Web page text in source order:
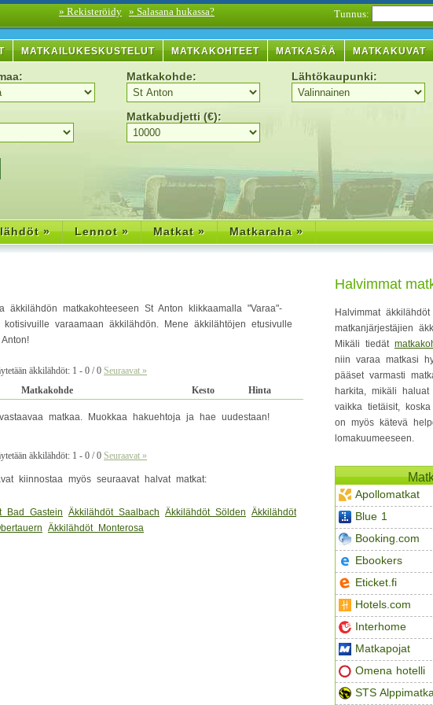
Tunnus:
» Rekisteröidy » Salasana hukassa?
MATKAILUKESKUSTELUT MATKAKOHTEET MATKASÄÄ MATKAKUVAT
Matkakohde: Lähtökaupunki:
Matkabudjetti (€):
» Lennot » Matkat » Matkaraha »
matkakohteeseen St Anton klikkaamalla "Varaa"-
varaamaan äkkilähdön. Mene äkkilähtöjen etusivulle
äkkilähdöt: 1 - 0 / 0 Seuraavat »
Matkakohde Kesto Hinta
matkaa. Muokkaa hakuehtoja ja hae uudestaan!
äkkilähdöt: 1 - 0 / 0 Seuraavat »
kiinnostaa myös seuraavat halvat matkat:
Bad Gastein Äkkilähdöt Saalbach Äkkilähdöt Sölden Äkkilähdöt
Äkkilähdöt Monterosa
Halvimmat
Halvimmat
matkanjärjestäjien
Mikäli tiedät
niin varaa matkasi
pääset varmasti
harkita, mikäli haluat
vaikka tietäisit,
on myös kätevä
lomakuumeeseen.
Apollomatkat
Blue 1
Booking.com
Ebookers
Eticket.fi
Hotels.com
Interhome
Matkapojat
Omena hotelli
STS